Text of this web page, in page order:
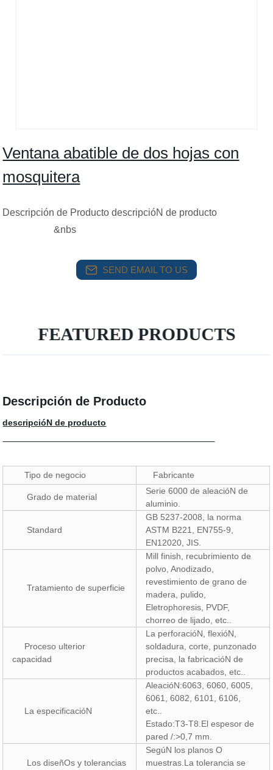
Ventana abatible de dos hojas con
mosquitera
Descripción de Producto descripcióN de producto
&nbs
SEND EMAIL TO US
FEATURED PRODUCTS
Descripción de Producto
descripcióN de producto
Tipo de negocio Fabricante
Grado de material
Serie 6000 de aleacióN de
aluminio.
Standard
GB 5237-2008, la norma
ASTM B221, EN755-9,
EN12020, JIS.
Tratamiento de superficie
Mill finish, recubrimiento de
polvo, Anodizado,
revestimiento de grano de
madera, pulido,
Eletrophoresis, PVDF,
chorreo de lijado, etc..
Proceso ulterior
capacidad
La perforacióN, flexióN,
soldadura, corte, punzonado
precisa, la fabricacióN de
productos acabados, etc..
La especificacióN
AleacióN:6063, 6060, 6005,
6061, 6082, 6101, 6106,
etc..
Estado:T3-T8.El espesor de
pared /:>0,7 mm.
Los diseñOs y tolerancias
SegúN los planos O
muestras.La tolerancia se